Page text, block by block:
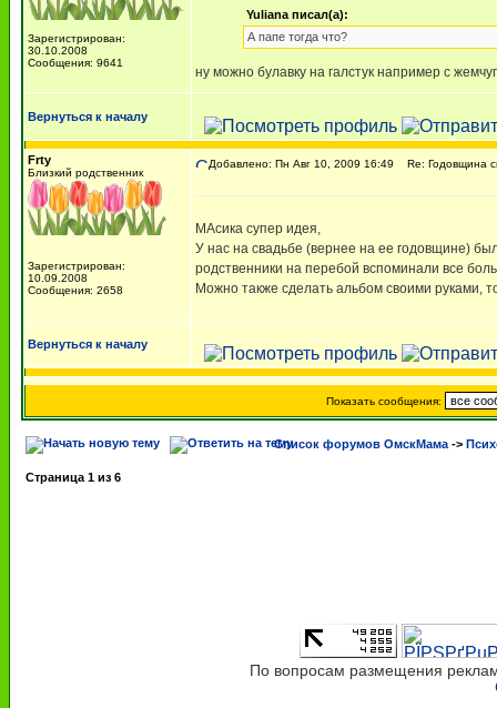
Зарегистрирован:
30.10.2008
Сообщения: 9641
Yuliana писал(а):
А папе тогда что?
ну можно булавку на галстук например с
Вернуться к началу
Frty
Близкий родственник
Зарегистрирован:
10.09.2008
Сообщения: 2658
Добавлено: Пн Авг 10, 2009 16:49 Re: Годовщина
МАсика супер идея,
У нас на свадьбе (вернее на ее годовщине)
родственники на перебой вспоминали все
Можно также сделать альбом своими руками,
Вернуться к началу
Показать сообщения:
Список форумов ОмскМама ->
Страница 1 из 6
По вопросам размещения